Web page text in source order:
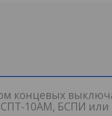
концевых
10АМ, БСПИ или